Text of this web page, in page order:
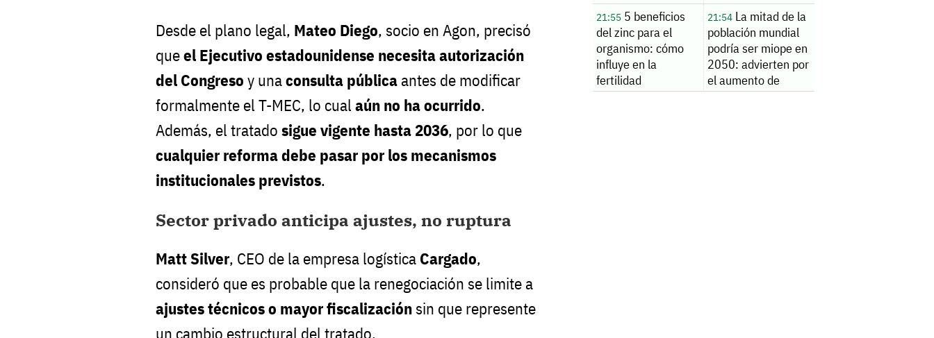
Desde el plano legal, Mateo Diego, socio en Agon, precisó
queel Ejecutivo estadounidense necesita autorización
del Congreso y unaconsulta pública antes de modificar
formalmente el T-MEC, lo cual aún no ha ocurrido.
Además, el tratado sigue vigente hasta 2036, por lo que
cualquier reforma debe pasar por los mecanismos
institucionales previstos.
Sector privado anticipa ajustes, no ruptura
Matt Silver, CEO de la empresa logística Cargado,
consideró que es probable que la renegociación se limite a
ajustes técnicos o mayor fiscalización sin que represente
un cambio estructural del tratado.
21:55 5 beneficios
del zinc para el
organismo: cómo
influye en la
fertilidad
21:54La mitad de la
población mundial
podría ser miope en
2050: advierten por
el aumento de
casos